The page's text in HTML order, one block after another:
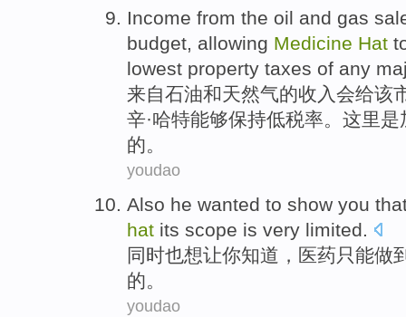
Income from the oil and gas
budget, allowing Medicine Hat
lowest property taxes of any
来自石油和天然气的收入会给该
辛·哈特能够保持低税率。 这里是
的。
youdao
Also he wanted to show you
hat its scope is very limited.
同时也想让你知道， 医药只能做
的。
youdao